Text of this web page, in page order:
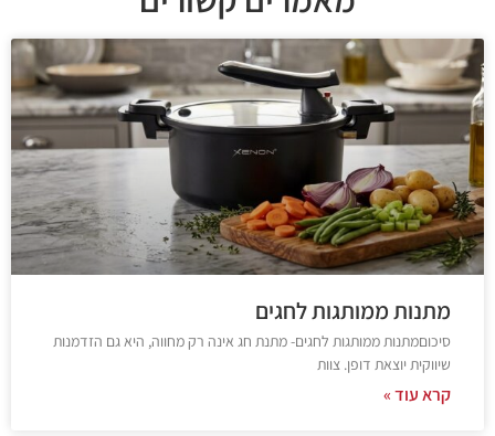
מתנות ממותגות לחגים
סיכוםמתנות ממותגות לחגים- מתנת חג אינה רק מחווה, היא גם הזדמנות
שיווקית יוצאת דופן. צוות
קרא עוד »